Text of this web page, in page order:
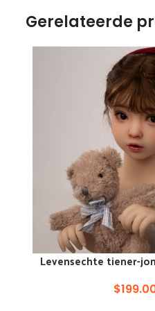
Gerelateerde
VOEG TOE AAN WINKELKAR
Levensechte tiener-
$